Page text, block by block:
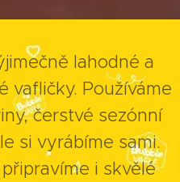
lahodné a
vafličky. Používáme
čerstvé sezónní
si vyrábíme sami.
i skvělé